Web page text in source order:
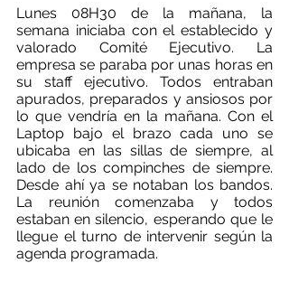
Lunes 08H30 de la mañana, la
semana iniciaba con el establecido y
valorado Comité Ejecutivo. La
empresa se paraba por unas horas en
su staff ejecutivo. Todos entraban
apurados, preparados y ansiosos por
lo que vendría en la mañana. Con el
Laptop bajo el brazo cada uno se
ubicaba en las sillas de siempre, al
lado de los compinches de siempre.
Desde ahí ya se notaban los bandos.
La reunión comenzaba y todos
estaban en silencio, esperando que le
llegue el turno de intervenir según la
agenda programada.